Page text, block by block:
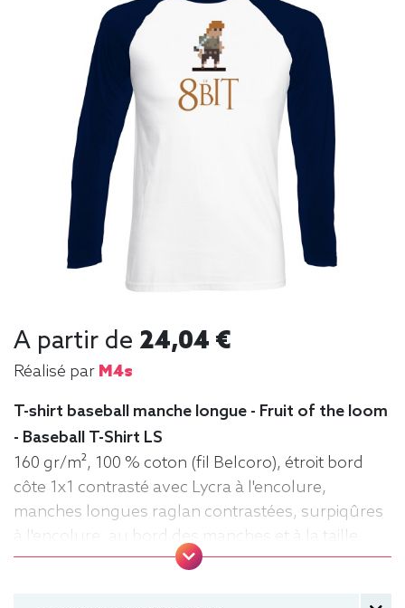
A partir de 24,04 €
Réalisé par M4s
T-shirt baseball manche longue - Fruit of the loom
- Baseball T-Shirt LS
160 gr/m², 100 % coton (fil Belcoro), étroit bord
côte 1x1 contrasté avec Lycra à l'encolure,
manches longues raglan contrastées, surpiqûres
à l'encolure, au bord des manches et à la taille,
matériau tubulaire. Tee baseball, Tee-shirt,